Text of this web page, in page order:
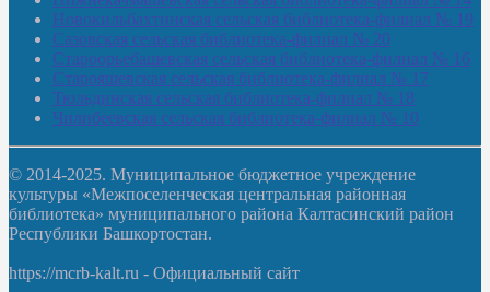
Новокильбахтинская сельская библиотека-филиал № 19
Сазовская сельская библиотека-филиал № 20
Староорьебашевская сельская библиотека-филиал № 16
Старояшевская сельская библиотека-филиал № 17
Тюльдинская сельская библиотека-филиал № 18
Чилибеевская сельская библиотека-филиал № 10
© 2014-2025. Муниципальное бюджетное учреждение
культуры «Межпоселенческая центральная районная
библиотека» муниципального района Калтасинский район
Республики Башкортостан.
https://mcrb-kalt.ru - Официальный сайт